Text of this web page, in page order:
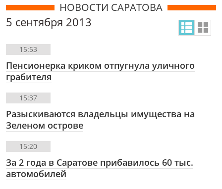
НОВОСТИ САРАТОВА
5 сентября 2013
15:53
Пенсионерка криком отпугнула уличного
грабителя
15:37
Разыскиваются владельцы имущества на
Зеленом острове
15:20
За 2 года в Саратове прибавилось 60 тыс.
автомобилей